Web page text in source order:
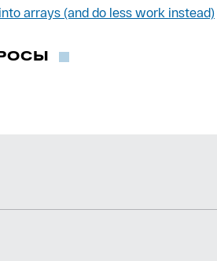
arrays (and do less work instead)